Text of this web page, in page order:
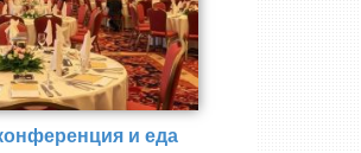
и еда